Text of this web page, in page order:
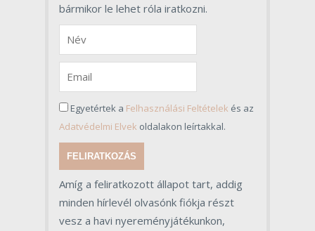
bármikor le lehet róla iratkozni.
Egyetértek a Felhasználási Feltételek és az
Adatvédelmi Elvek oldalakon leírtakkal.
FELIRATKOZÁS
Amíg a feliratkozott állapot tart, addig
minden hírlevél olvasónk fiókja részt
vesz a havi nyereményjátékunkon,